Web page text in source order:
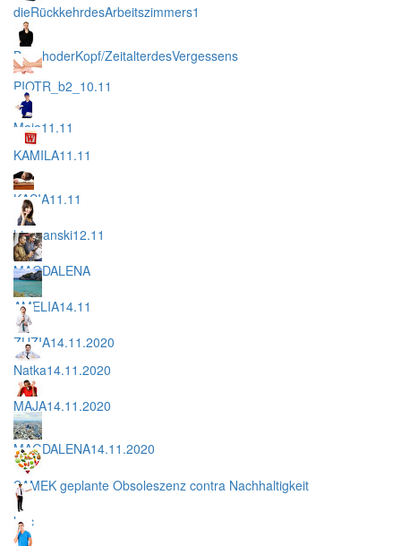
dieRückkehrdesArbeitszimmers1
BauchoderKopf/ZeitalterdesVergessens
PIOTR_b2_10.11
Maja11.11
KAMILA11.11
KASIA11.11
hiszpanski12.11
MAGDALENA
AMELIA14.11
ZUZIA14.11.2020
Natka14.11.2020
MAJA14.11.2020
MAGDALENA14.11.2020
SAMEK geplante Obsoleszenz contra Nachhaltigkeit
hac